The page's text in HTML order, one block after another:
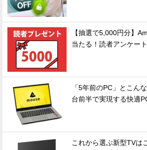
【抽選で5,000円分】
当たる！読者アンケー
「5年前のPC」とこん
台前半で実現する快適
これから選ぶ新型TVは